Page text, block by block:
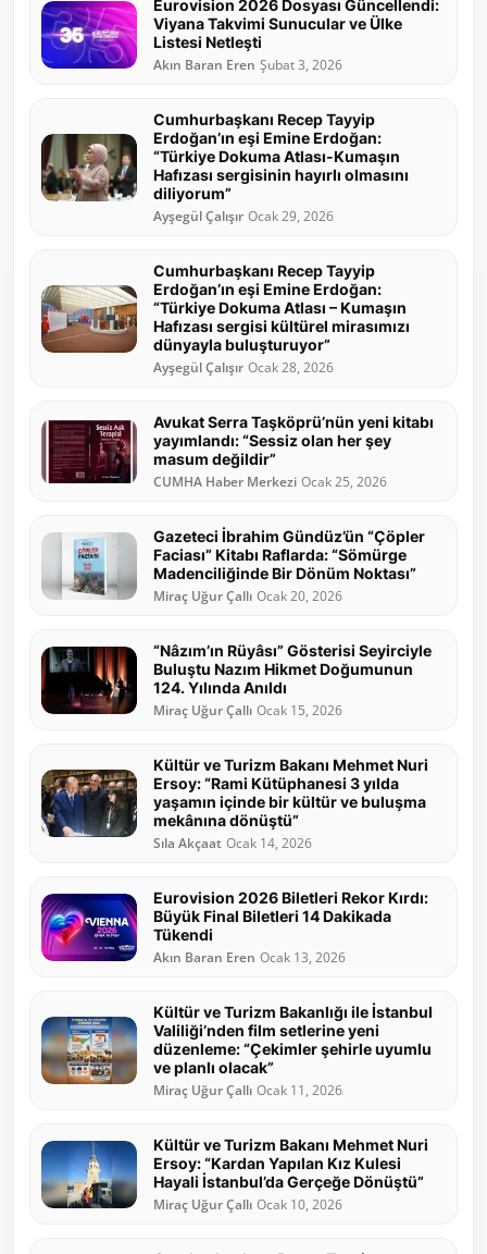
Eurovision 2026 Dosyası Güncellendi:
Viyana Takvimi Sunucular ve Ülke
Listesi Netleşti
Akın Baran Eren Şubat 3, 2026
Cumhurbaşkanı Recep Tayyip
Erdoğan’ın eşi Emine Erdoğan:
“Türkiye Dokuma Atlası-Kumaşın
Hafızası sergisinin hayırlı olmasını
diliyorum”
Ayşegül Çalışır Ocak 29, 2026
Cumhurbaşkanı Recep Tayyip
Erdoğan’ın eşi Emine Erdoğan:
“Türkiye Dokuma Atlası – Kumaşın
Hafızası sergisi kültürel mirasımızı
dünyayla buluşturuyor”
Ayşegül Çalışır Ocak 28, 2026
Avukat Serra Taşköprü’nün yeni kitabı
yayımlandı: “Sessiz olan her şey
masum değildir”
CUMHA Haber Merkezi Ocak 25, 2026
Gazeteci İbrahim Gündüz’ün “Çöpler
Faciası” Kitabı Raflarda: “Sömürge
Madenciliğinde Bir Dönüm Noktası”
Miraç Uğur Çallı Ocak 20, 2026
“Nâzım’ın Rüyâsı” Gösterisi Seyirciyle
Buluştu Nazım Hikmet Doğumunun
124. Yılında Anıldı
Miraç Uğur Çallı Ocak 15, 2026
Kültür ve Turizm Bakanı Mehmet Nuri
Ersoy: “Rami Kütüphanesi 3 yılda
yaşamın içinde bir kültür ve buluşma
mekânına dönüştü”
Sıla Akçaat Ocak 14, 2026
Eurovision 2026 Biletleri Rekor Kırdı:
Büyük Final Biletleri 14 Dakikada
Tükendi
Akın Baran Eren Ocak 13, 2026
Kültür ve Turizm Bakanlığı ile İstanbul
Valiliği’nden film setlerine yeni
düzenleme: “Çekimler şehirle uyumlu
ve planlı olacak”
Miraç Uğur Çallı Ocak 11, 2026
Kültür ve Turizm Bakanı Mehmet Nuri
Ersoy: “Kardan Yapılan Kız Kulesi
Hayali İstanbul’da Gerçeğe Dönüştü”
Miraç Uğur Çallı Ocak 10, 2026